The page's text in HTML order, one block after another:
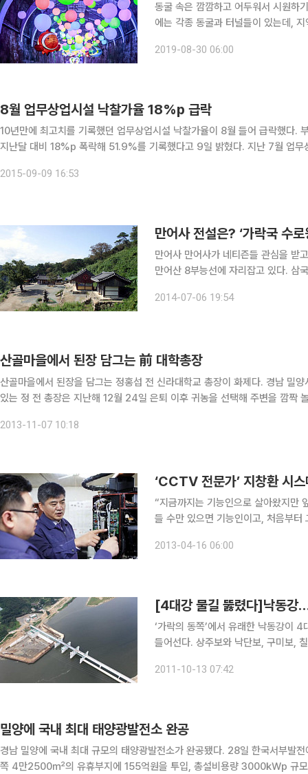
동굴 속은 깜깜하고 어두워서 시원하
에는 각종 동굴과 터널들이 있는데,
안에선 새로운 세계를 만난 듯한 기
2019-08-30 06:00
8월 업무상업시설 낙찰가율 18%p 급락
10년만에 최고치를 기록했던 업무상업시설 낙찰가율이 8월 들어 급락했다. 부동산경매전문업체 지지옥션은 8월 업무상업시설 낙찰가율이
지난달 대비 18%p 폭락해 51.9%를 기록했다고 9일 밝혔다. 지난 7월 업
2015-09-09 16:53
만어사 전설은? ‘가락국 수
만어사 만어사가 네티즌들 관심을 받고 있다. 만어사는 경남 밀양시 삼랑진읍에 위치한 해발 674m
만어산 8부능선에 자리잡고 있다. 삼
처음 건립하고 삼층석탑(보물 제466
2014-07-06 19:54
산골마을에서 된장 담그는 前 대학총장
산골마을에서 된장을 담그는 정홍섭 전 신라대학교 총장이 화제다. 경남 밀양시 삼랑진읍 행곡리 해발 250ｍ에 위치한 행촌마을에 살고
있는 정 전 총장은 지난해 12월 24일 은퇴 이후 귀농을 선택해 주변을 깜짝 놀라게 했다. 총장에서 물러나기 직전 은퇴
2013-11-07 10:18
‘CCTV 전문가’ 지창환 시
“지금까지는 기능인으로 살아왔지만
들 수만 있으면 기능인이고, 처음부
지창환(45세) (주)시스매니아 대표는
2013-04-16 06:00
[4대강 물길 뚫렸다]낙동강
‘가락의 동쪽’에서 유래한 낙동강이
들어선다. 상주보와 낙단보, 구미보,
수루의 처마를 모방해서 만들었다. 구
2011-10-13 07:42
밀양에 국내 최대 태양광발전소 완공
경남 밀양에 국내 최대 규모의 태양광발전소가 완공됐다. 28일 한국서부발전에 따르면 경남 밀양시 삼랑진읍 삼랑진양수발전소 하부댐 남
쪽 4만2500㎡의 유휴부지에 155억원을 투입, 총설비용량 3000㎾p 규모의 태양광발전소를 완